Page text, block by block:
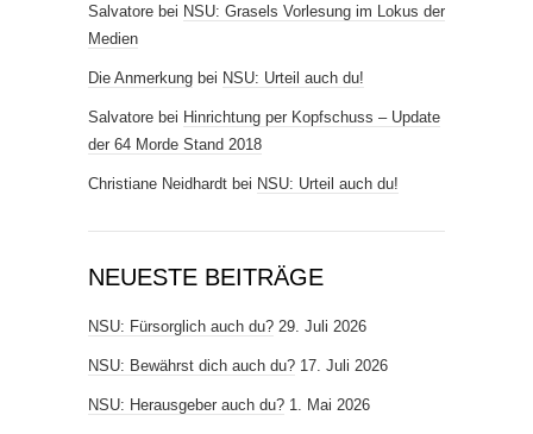
Salvatore bei NSU: Grasels Vorlesung im Lokus der
Medien
Die Anmerkung bei NSU: Urteil auch du!
Salvatore bei Hinrichtung per Kopfschuss – Update
der 64 Morde Stand 2018
Christiane Neidhardt bei NSU: Urteil auch du!
NEUESTE BEITRÄGE
NSU: Fürsorglich auch du? 29. Juli 2026
NSU: Bewährst dich auch du? 17. Juli 2026
NSU: Herausgeber auch du? 1. Mai 2026